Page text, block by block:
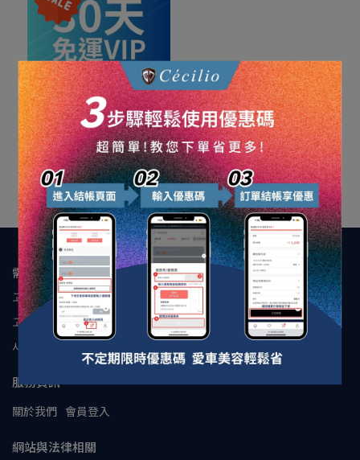
30天免運VIP
NT$210NT$499
장바구니에 추가
需要協助
고객 서비스 핫라인:0989160642
고객 서비스 시간:10:00-17:00
사서함:cecilio.tw@gmail.com
服務資訊
關於我們 會員登入
網站與法律相關